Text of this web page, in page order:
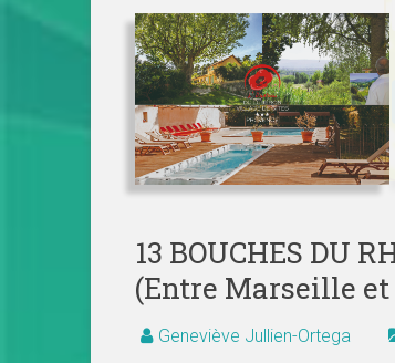
13 BOUCHES DU
(Entre Marseille et
Geneviève Jullien-Ortega